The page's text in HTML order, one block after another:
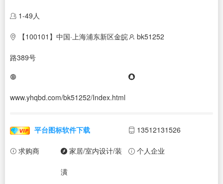
1-49人
【100101】中国·上海浦东新区金皖
路389号
bk51252
www.yhqbd.com/bk51252/Index.html
平台图标软件下载 13512131526
求购商 家居/室内设计/装
潢
个人企业